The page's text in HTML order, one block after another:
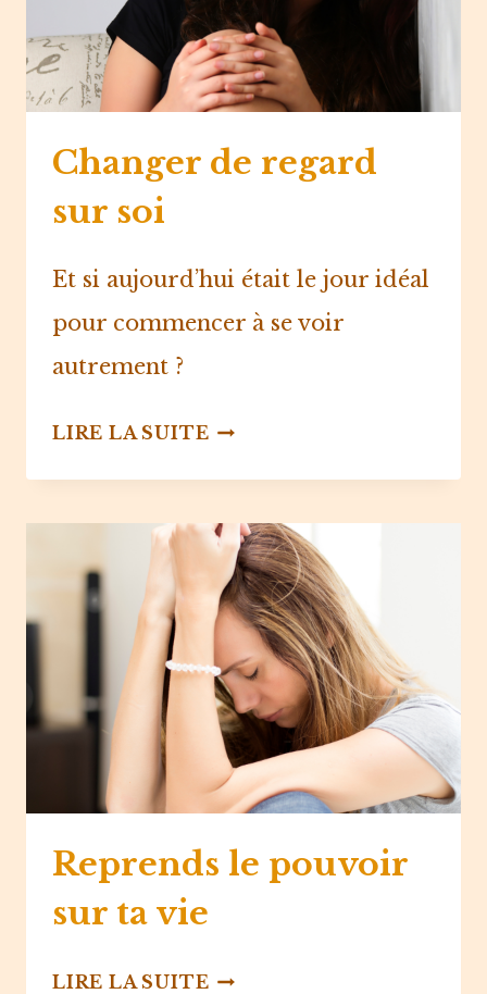
Changer de regard
sur soi
Et si aujourd’hui était le jour idéal
pour commencer à se voir
autrement ?⁠ ⁠
LIRE LA SUITE CHANGER
SUR
SOI
Reprends le pouvoir
sur ta vie
LIRE LA SUITE REPRENDS